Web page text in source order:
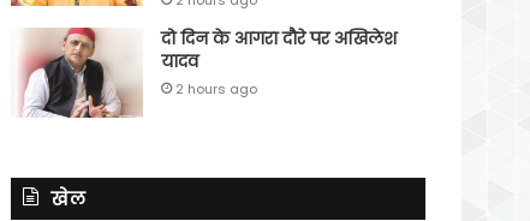
दो दिन के आगरा दौरे पर अखिलेश
यादव
2 hours ago
खेल